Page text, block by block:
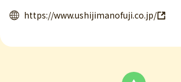
https://www.ushijimanofuji.co.jp/